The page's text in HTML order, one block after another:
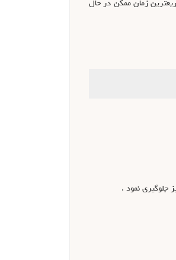
و سریعترین زمان ممکن در حال
جلوگیری نمود .